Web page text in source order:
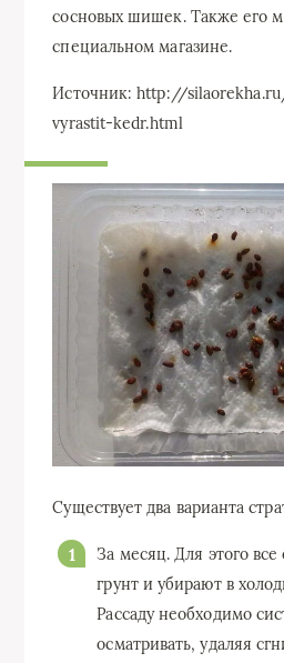
сосновых шишек. Также его
специальном магазине.
Источник: http://
vyrastit-kedr.html
Существует два варианта
За месяц. Для этого
грунт и убирают в
Рассаду необходимо
осматривать, удаляя